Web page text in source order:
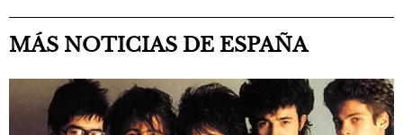
MÁS NOTICIAS DE ESPAÑA